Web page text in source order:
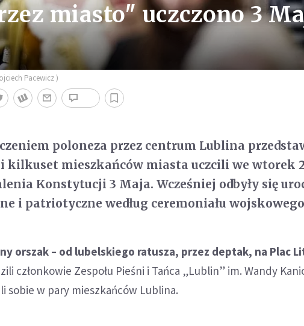
miasto" uczczono 3
Pacewicz )
poloneza przez centrum Lublina
i kilkuset mieszkańców miasta uczcili we wtorek
Konstytucji 3 Maja. Wcześniej odbyły się
i patriotyczne według ceremoniału
orszak – od lubelskiego ratusza, przez deptak, na Plac
członkowie Zespołu Pieśni i Tańca „Lublin” im. Wandy
sobie w pary mieszkańców Lublina.